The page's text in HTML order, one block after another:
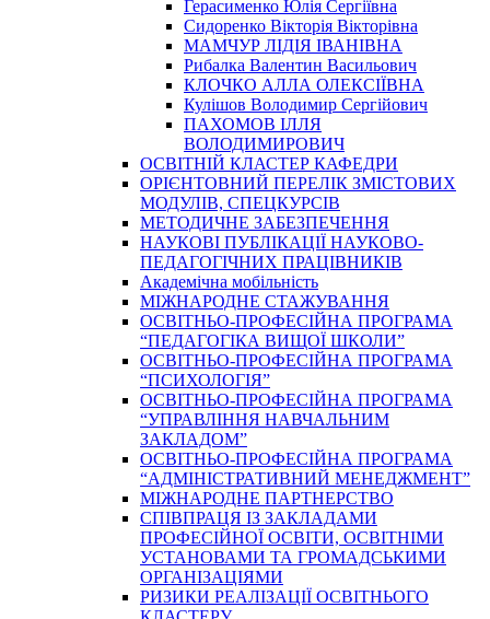
Герасименко Юлія Сергіївна
Сидоренко Вікторія Вікторівна
МАМЧУР ЛІДІЯ ІВАНІВНА
Рибалка Валентин Васильович
КЛОЧКО АЛЛА ОЛЕКСІЇВНА
Кулішов Володимир Сергійович
ПАХОМОВ ІЛЛЯ
ВОЛОДИМИРОВИЧ
ОСВІТНІЙ КЛАСТЕР КАФЕДРИ
ОРІЄНТОВНИЙ ПЕРЕЛІК ЗМІСТОВИХ
МОДУЛІВ, СПЕЦКУРСІВ
МЕТОДИЧНЕ ЗАБЕЗПЕЧЕННЯ
НАУКОВІ ПУБЛІКАЦІЇ НАУКОВО-
ПЕДАГОГІЧНИХ ПРАЦІВНИКІВ
Академічна мобільність
МІЖНАРОДНЕ СТАЖУВАННЯ
ОСВІТНЬО-ПРОФЕСІЙНА ПРОГРАМА
“ПЕДАГОГІКА ВИЩОЇ ШКОЛИ”
ОСВІТНЬО-ПРОФЕСІЙНА ПРОГРАМА
“ПСИХОЛОГІЯ”
ОСВІТНЬО-ПРОФЕСІЙНА ПРОГРАМА
“УПРАВЛІННЯ НАВЧАЛЬНИМ
ЗАКЛАДОМ”
ОСВІТНЬО-ПРОФЕСІЙНА ПРОГРАМА
“АДМІНІСТРАТИВНИЙ МЕНЕДЖМЕНТ”
МІЖНАРОДНЕ ПАРТНЕРСТВО
СПІВПРАЦЯ ІЗ ЗАКЛАДАМИ
ПРОФЕСІЙНОЇ ОСВІТИ, ОСВІТНІМИ
УСТАНОВАМИ ТА ГРОМАДСЬКИМИ
ОРГАНІЗАЦІЯМИ
РИЗИКИ РЕАЛІЗАЦІЇ ОСВІТНЬОГО